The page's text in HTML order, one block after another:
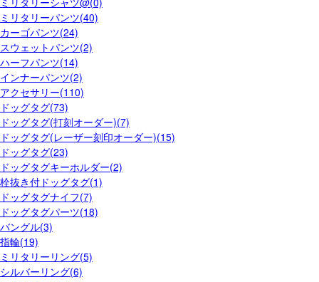
ミリタリーパンツ(40)
カーゴパンツ(24)
スウェットパンツ(2)
ハーフパンツ(14)
インナーパンツ(2)
アクセサリー(110)
ドッグタグ(73)
ドッグタグ(打刻オーダー)(7)
ドッグタグ(レーザー刻印オーダー)(15)
ドッグタグ(23)
ドッグタグキーホルダー(2)
栓抜き付ドッグタグ(1)
ドッグタグナイフ(7)
ドッグタグパーツ(18)
バングル(3)
指輪(19)
ミリタリーリング(5)
シルバーリング(6)